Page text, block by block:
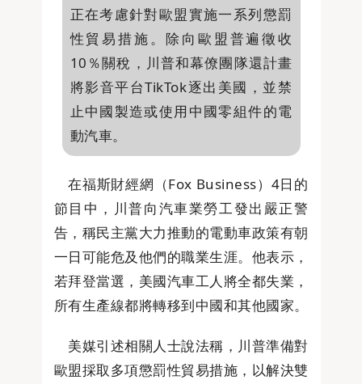
正在考慮針對歐盟實施一系列懲罰
性貿易措施。除向歐盟普遍徵收
10％關稅，川普和幕僚團隊還計畫
將影音平台TikTok逐出美國，並禁
止中國製造或使用中國零組件的電
動汽車。
在福斯財經網（Fox Business）4日的
節目中，川普向汽車業勞工發出嚴正警
告，稱民主黨大力推動的電動車政策有朝
一日可能危及他們的職業生涯。他表示，
若拜登當選，美國汽車工人將全都失業，
所有生產線都將轉移到中國和其他國家。
美媒引述相關人士說法稱，川普準備對
歐盟採取多項懲罰性貿易措施，以解決雙